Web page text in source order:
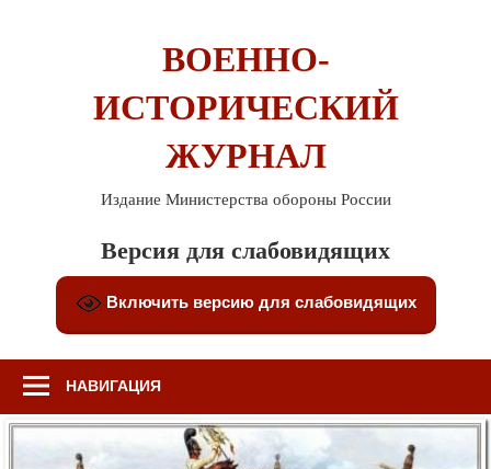
ВОЕННО-
ИСТОРИЧЕСКИЙ
ЖУРНАЛ
Издание Министерства обороны России
Версия для слабовидящих
Включить версию для слабовидящих
НАВИГАЦИЯ